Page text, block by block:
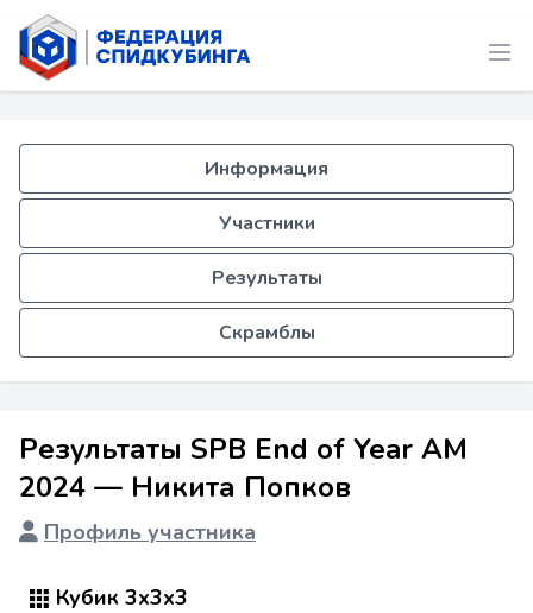
Информация
Участники
Результаты
Скрамблы
Результаты SPB End of Year AM
2024 — Никита Попков
Профиль участника
Кубик 3x3x3